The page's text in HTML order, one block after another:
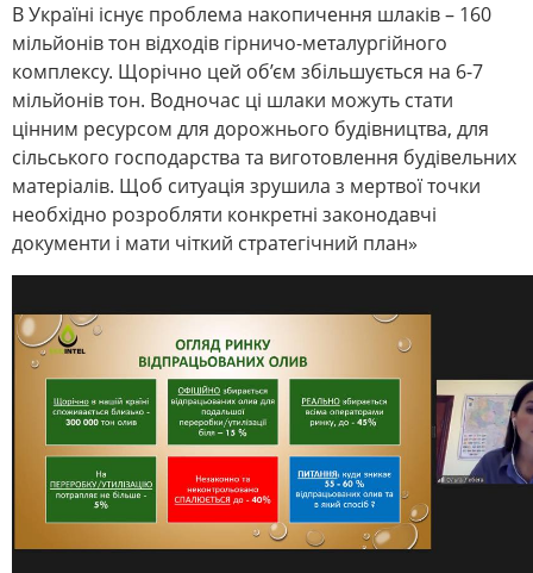
В Україні існує проблема накопичення шлаків – 160
мільйонів тон відходів гірничо-металургійного
комплексу. Щорічно цей об’єм збільшується на 6-7
мільйонів тон. Водночас ці шлаки можуть стати
цінним ресурсом для дорожнього будівництва, для
сільського господарства та виготовлення будівельних
матеріалів. Щоб ситуація зрушила з мертвої точки
необхідно розробляти конкретні законодавчі
документи і мати чіткий стратегічний план»